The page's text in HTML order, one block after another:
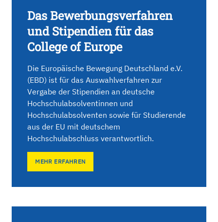
Das Bewerbungsverfahren
und Stipendien für das
College of Europe
Die Europäische Bewegung Deutschland e.V.
(EBD) ist für das Auswahlverfahren zur
Vergabe der Stipendien an deutsche
Hochschulabsolventinnen und
Hochschulabsolventen sowie für Studierende
aus der EU mit deutschem
Hochschulabschluss verantwortlich.
MEHR ERFAHREN